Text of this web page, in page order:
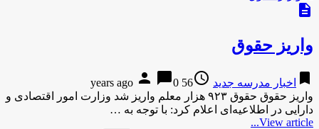
description
واریز حقوق
bookmark اخبار مدرسه جدید access_time
56 years ago
person chat_bubble0
واریز حقوق حقوق ۹۲۳ هزار معلم واریز شد وزارت امور اقتصادی و
دارایی در اطلاعیه‌ای اعلام کرد: با توجه به …
View article...